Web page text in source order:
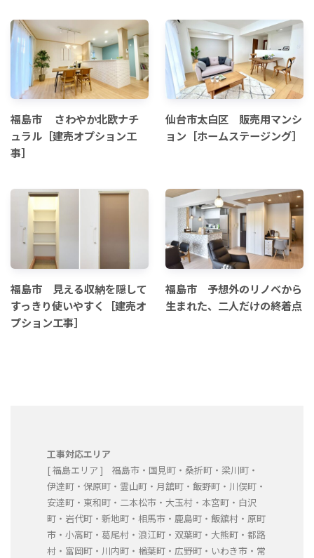
福島市 さわやか北欧ナチ
ュラル［建売オプション工
事］
仙台市太白区 販売用マンシ
ョン［ホームステージング］
福島市 見える収納を隠して
すっきり使いやすく［建売オ
プション工事］
福島市 予想外のリノベから
生まれた、二人だけの終着点
工事対応エリア
[ 福島エリア ] 福島市・国見町・桑折町・梁川町・
伊達町・保原町・霊山町・月舘町・飯野町・川俣町・
安達町・東和町・二本松市・大玉村・本宮町・白沢
町・岩代町・新地町・相馬市・鹿島町・飯舘村・原町
市・小高町・葛尾村・浪江町・双葉町・大熊町・都路
村・富岡町・川内町・楢葉町・広野町・いわき市・常